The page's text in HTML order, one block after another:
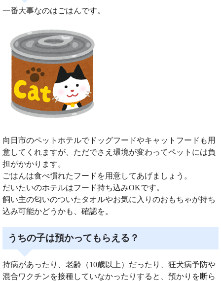
一番大事なのはごはんです。
向日市のペットホテルでドッグフードやキャットフードも用
意してくれますが、ただでさえ環境が変わってペットには負
担がかかります。
ごはんは食べ慣れたフードを用意してあげましょう。
だいたいのホテルはフード持ち込みOKです。
飼い主の匂いのついたタオルやお気に入りのおもちゃが持ち
込み可能かどうかも、確認を。
うちの子は預かってもらえる？
持病があったり、老齢（10歳以上）だったり、狂犬病予防や
混合ワクチンを接種していなかったりすると、預かりを断ら